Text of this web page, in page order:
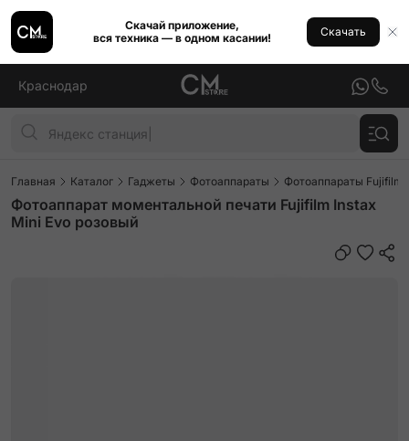
Скачай приложение,
вся техника — в одном касании!
Скачать
Краснодар
Главная Каталог Гаджеты Фотоаппараты Фотоаппараты Fujifilm
Фотоаппарат моментальной печати Fujifilm Instax
Mini Evo розовый